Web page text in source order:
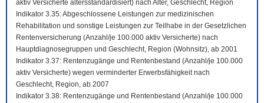
aktiv Versicherte altersstandardisiert) nach Alter, Geschlecht, Region
Indikator 3.35: Abgeschlossene Leistungen zur medizinischen
Rehabilitation und sonstige Leistungen zur Teilhabe in der Gesetzlichen
Rentenversicherung (Anzahl/je 100.000 aktiv Versicherte) nach
Hauptdiagnosegruppen und Geschlecht, Region (Wohnsitz), ab 2001
Indikator 3.37: Rentenzugänge und Rentenbestand (Anzahl/je 100.000
aktiv Versicherte) wegen verminderter Erwerbsfähigkeit nach
Geschlecht, Region, ab 2007
Indikator 3.38: Rentenzugänge und Rentenbestand (Anzahl/je 100.000